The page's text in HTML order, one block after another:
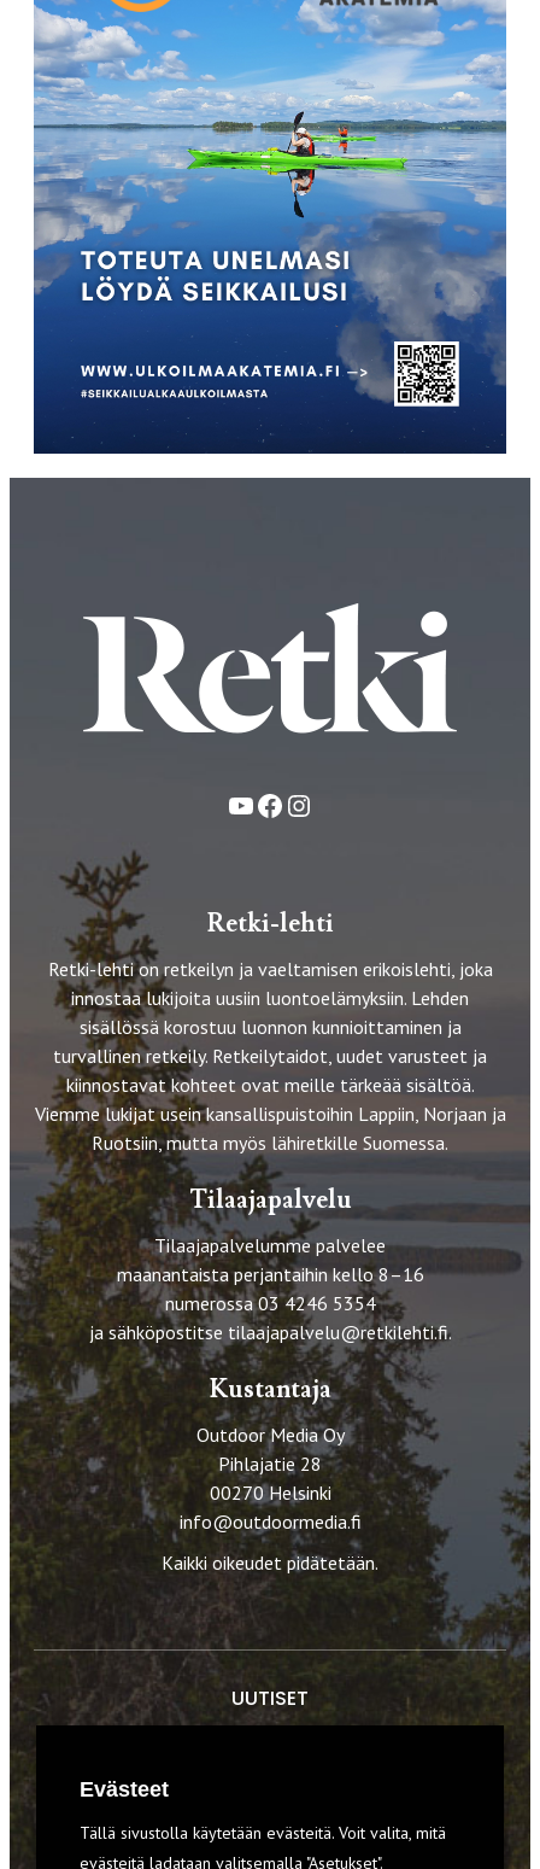
YouTube
FacebookInstagram
Retki-lehti
Retki-lehti on retkeilyn ja vaeltamisen erikoislehti, joka
innostaa lukijoita uusiin luontoelämyksiin. Lehden
sisällössä korostuu luonnon kunnioittaminen ja
turvallinen retkeily. Retkeilytaidot, uudet varusteet ja
kiinnostavat kohteet ovat meille tärkeää sisältöä.
Viemme lukijat usein kansallispuistoihin Lappiin, Norjaan ja
Ruotsiin, mutta myös lähiretkille Suomessa.
Tilaajapalvelu
Tilaajapalvelumme palvelee
maanantaista perjantaihin kello 8–16
numerossa 03 4246 5354
ja sähköpostitse tilaajapalvelu@retkilehti.fi.
Kustantaja
Outdoor Media Oy
Pihlajatie 28
00270 Helsinki
info@outdoormedia.fi
Kaikki oikeudet pidätetään.
UUTISET
VARUSTEET
Evästeet
Tällä sivustolla käytetään evästeitä. Voit valita, mitä
evästeitä ladataan valitsemalla "Asetukset".